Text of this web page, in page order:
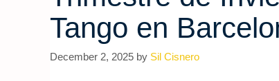
Tango en
December 2, 2025 by Sil Cisnero